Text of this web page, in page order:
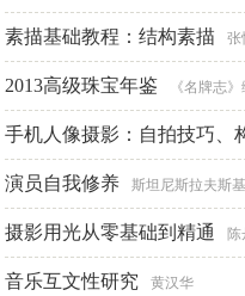
（1968-1990） 焦元溥
素描基础教程：结构素描 张
国
2013高级珠宝年鉴 《名牌志》
辑部
手机人像摄影：自拍技巧、
图取景与造型摆姿260招 雷波
演员自我修养 斯坦尼斯拉夫斯基
摄影用光从零基础到精通
丹
音乐互文性研究 黄汉华